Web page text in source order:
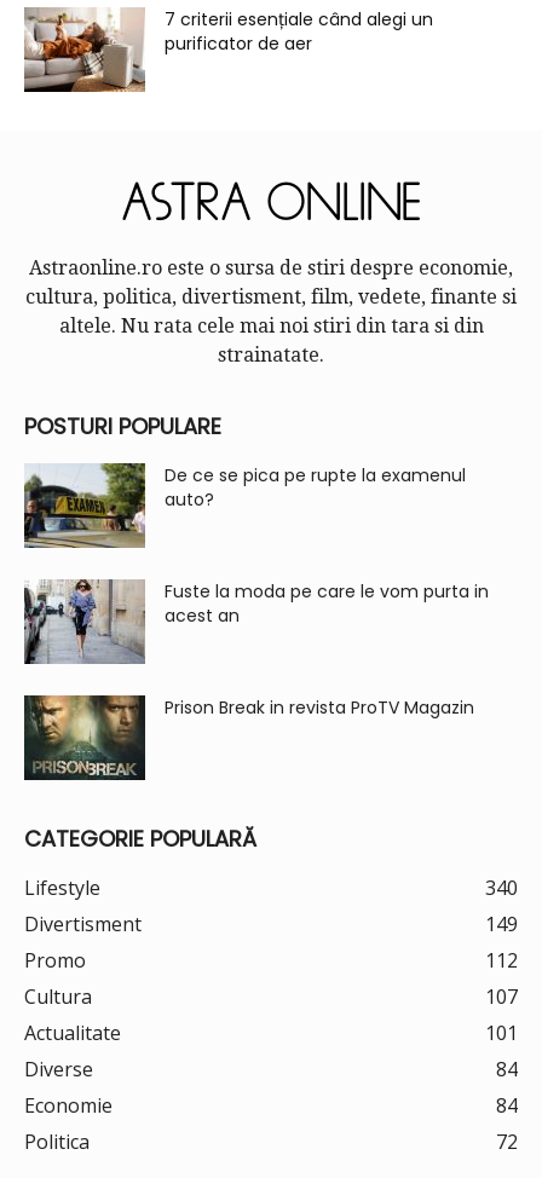
7 criterii esențiale când alegi un
purificator de aer
Astraonline.ro este o sursa de stiri despre economie,
cultura, politica, divertisment, film, vedete, finante si
altele. Nu rata cele mai noi stiri din tara si din
strainatate.
POSTURI POPULARE
De ce se pica pe rupte la examenul
auto?
Fuste la moda pe care le vom purta in
acest an
Prison Break in revista ProTV Magazin
CATEGORIE POPULARĂ
Lifestyle
340
Divertisment
149
Promo
112
Cultura
107
Actualitate
101
Diverse
84
Economie
84
Politica
72